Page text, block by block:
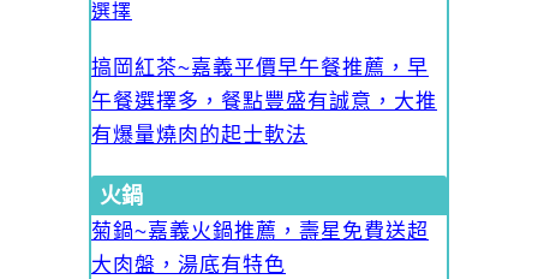
選擇
搞岡紅茶~嘉義平價早午餐推薦，早
午餐選擇多，餐點豐盛有誠意，大推
有爆量燒肉的起士軟法
火鍋
菊鍋~嘉義火鍋推薦，壽星免費送超
大肉盤，湯底有特色